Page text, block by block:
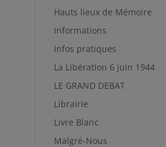
Hauts lieux de Mémoire
Informations
Infos pratiques
La Libération 6 juin 1944
LE GRAND DEBAT
Librairie
Livre Blanc
Malgré-Nous